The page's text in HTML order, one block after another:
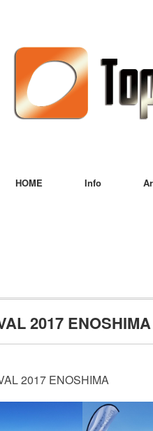
HOME Info
2017 ENOSHIMA
2017 ENOSHIMA